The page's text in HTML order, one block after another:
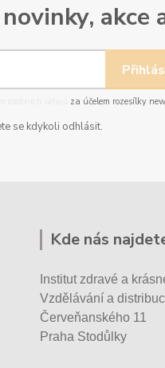
akce
za účelem rozesílky
se kdykoli odhlásit.
Kde nás
Institut zdravé a
Vzdělávání a
Červeňanského 11
Praha Stodůlky